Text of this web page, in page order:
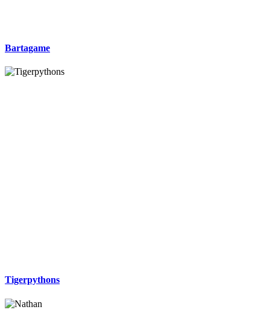
Bartagame
Tigerpythons